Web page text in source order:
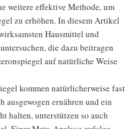
weitere effektive Methode, um
zu erhöhen. In diesem Artikel
Hausmittel und
die dazu beitragen
auf natürliche Weise
kommen natürlicherweise fast
ausgewogen ernähren und ein
halten, unterstützen so auch